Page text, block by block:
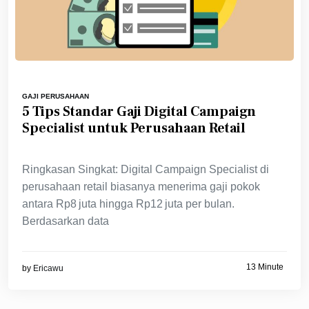
GAJI PERUSAHAAN
5 Tips Standar Gaji Digital Campaign
Specialist untuk Perusahaan Retail
Ringkasan Singkat: Digital Campaign Specialist di
perusahaan retail biasanya menerima gaji pokok
antara Rp8 juta hingga Rp12 juta per bulan.
Berdasarkan data
by Ericawu 13 Minute